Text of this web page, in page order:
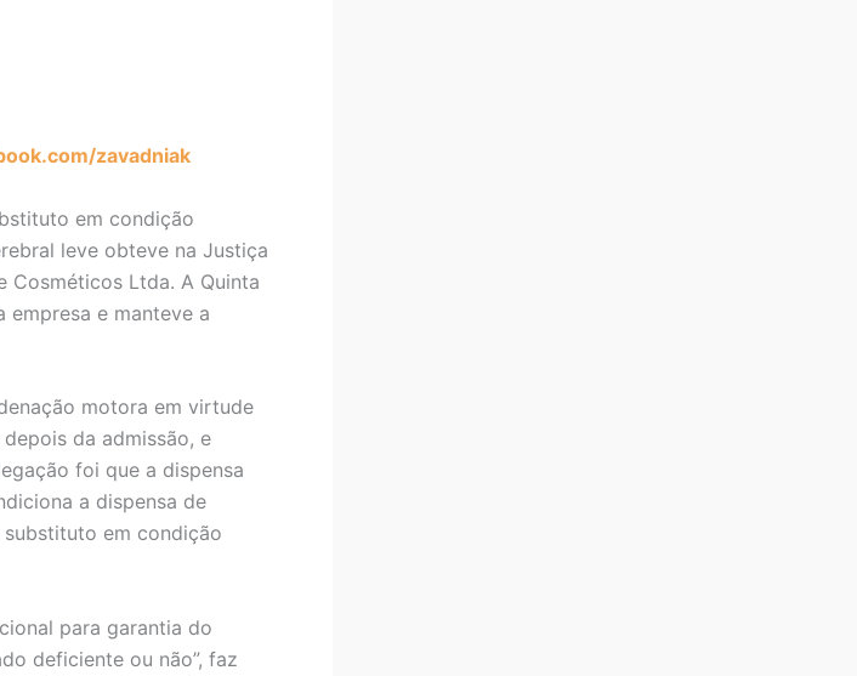
zavadniak
em condição
leve obteve na Justiça
Cosméticos Ltda. A Quinta
empresa e manteve a
motora em virtude
da admissão, e
foi que a dispensa
a dispensa de
em condição
para garantia do
deficiente ou não”, faz